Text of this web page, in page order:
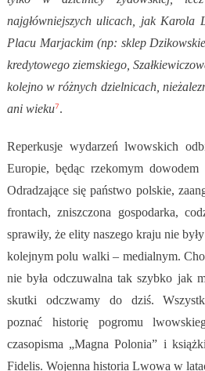
najgłówniejszych ulicach, jak Karola
Placu Marjackim (np: sklep
kredytowego ziemskiego,
kolejno w różnych dzielnicach,
ani wieku7.
Reperkusje wydarzeń lwowskich
Europie, będąc rzekomym dowodem
Odradzające się państwo polskie,
frontach, zniszczona gospodarka,
sprawiły, że elity naszego kraju nie
kolejnym polu walki – medialnym.
nie była odczuwalna tak szybko jak
skutki odczwamy do dziś.
poznać historię pogromu
czasopisma „Magna Polonia” i
Fidelis. Wojenna historia Lwowa w